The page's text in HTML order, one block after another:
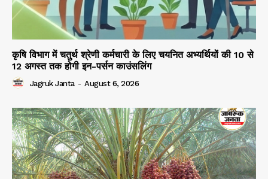
कृषि विभाग में चतुर्थ श्रेणी कर्मचारी के लिए चयनित अभ्यर्थियों की 10 से
12 अगस्त तक होगी इन-पर्सन काउंसलिंग
Jagruk Janta - August 6, 2026